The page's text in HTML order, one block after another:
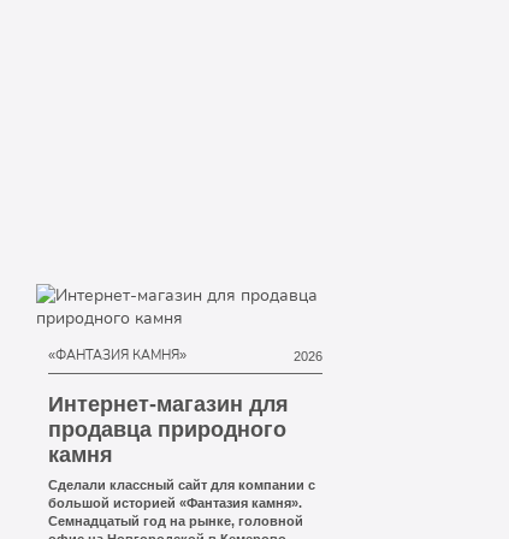
«ФАНТАЗИЯ КАМНЯ» 2026
Интернет-магазин для
продавца природного
камня
Сделали классный сайт для компании с
большой историей «Фантазия камня».
Семнадцатый год на рынке, головной